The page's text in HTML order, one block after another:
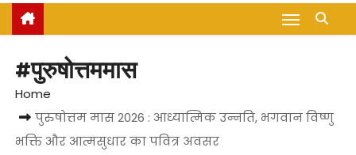
#पुरुषोत्तममास
Home
पुरुषोत्तम मास 2026 : आध्यात्मिक उन्नति, भगवान विष्णु
भक्ति और आत्मसुधार का पवित्र अवसर